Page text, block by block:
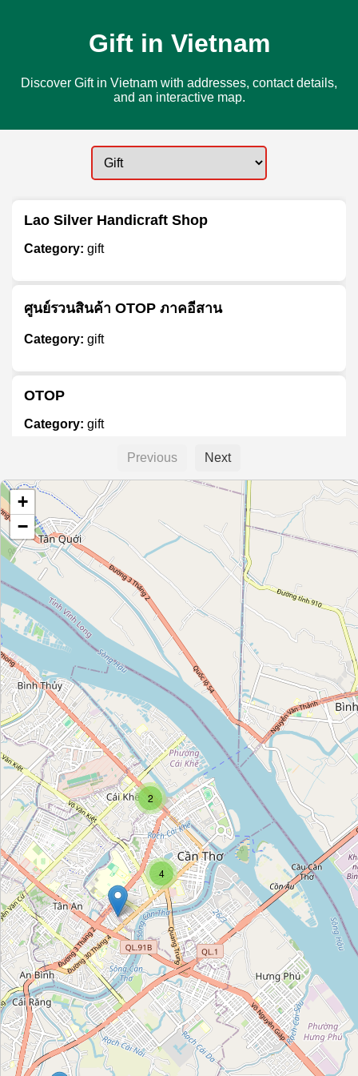
Gift in Vietnam
Discover Gift in Vietnam with addresses, contact details,
and an interactive map.
Lao Silver Handicraft Shop
Category: gift
ศูนย์รวนสินค้า OTOP ภาคอีสาน
Category: gift
OTOP
Category: gift
Roth
Category: gift
แหนมลับแล
Category:
เจ๊รัช
Category:gift
เฮงง่วนเฮียง
Category:gift
Rehab Craft Cambodia Workshop
Category:gift
shop Jep
Category:gift
ปึงหงี่เชียง
Category:gift
Previous Next
4
2
+
−